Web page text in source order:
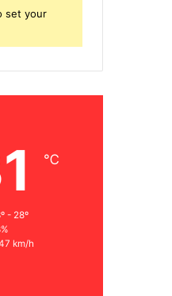
set your
℃
- 28º
km/h